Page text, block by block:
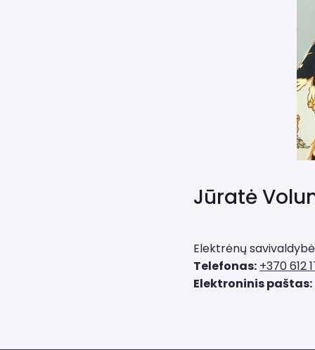
Jūratė
Elektrėnų
Telefonas: +370 612
Elektroninis paštas: